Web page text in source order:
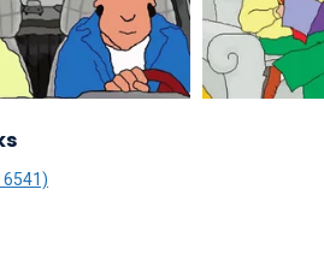
6541)